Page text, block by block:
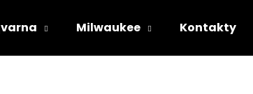
Milwaukee Kontakty